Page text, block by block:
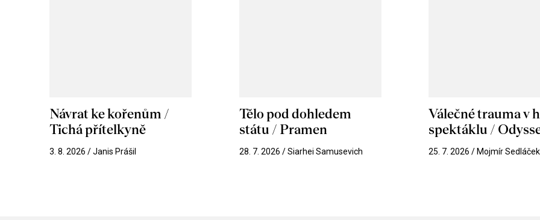
Návrat ke kořenům /
Tichá přítelkyně
3. 8. 2026 / Janis Prášil
Tělo pod dohledem
státu / Pramen
28. 7. 2026 / Siarhei Samusevich
Válečné trauma v
spektáklu /
25. 7. 2026 / Mojmír Sedláček